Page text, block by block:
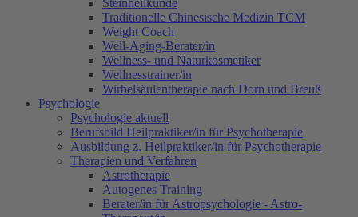
Steinheilkunde
Traditionelle Chinesische Medizin TCM
Weight Coach
Well-Aging-Berater/in
Wellness- und Naturkosmetiker
Wellnesstrainer/in
Wirbelsäulentherapie nach Dorn und Breuß
Psychologie
Psychologie aktuell
Berufsbild Heilpraktiker/in für Psychotherapie
Ausbildung z. Heilpraktiker/in für Psychotherapie
Therapien und Verfahren
Astrotherapie
Autogenes Training
Berater/in für Astropsychologie - Astro-